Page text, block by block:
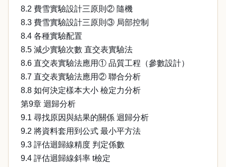
8.2 費雪實驗設計三原則② 隨機
8.3 費雪實驗設計三原則③ 局部控制
8.4 各種實驗配置
8.5 減少實驗次數 直交表實驗法
8.6 直交表實驗法應用① 品質工程（參數設計）
8.7 直交表實驗法應用② 聯合分析
8.8 如何決定樣本大小 檢定力分析
第9章 迴歸分析
9.1 尋找原因與結果的關係 迴歸分析
9.2 將資料套用到公式 最小平方法
9.3 評估迴歸線精度 判定係數
9.4 評估迴歸線斜率 t檢定